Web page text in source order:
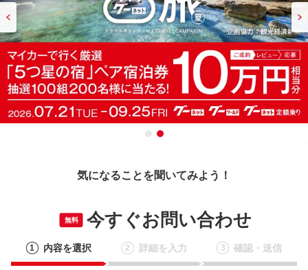
気になることを聞いてみよう！
無料 今すぐお問い合わせ
1 内容を選択 2 詳細を入力 3 確認・送信